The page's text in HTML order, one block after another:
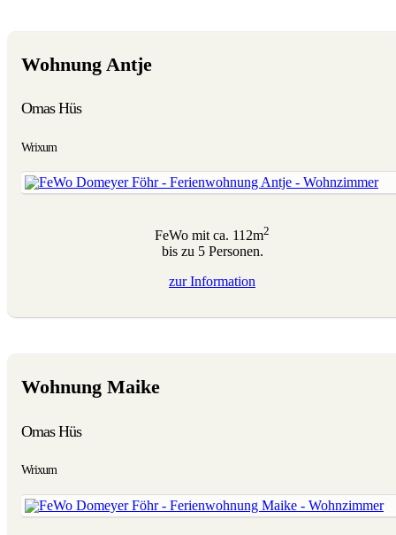
Wohnung Antje
Omas Hüs
Wrixum
FeWo mit ca. 112m2
bis zu 5 Personen.
zurInformation
Wohnung Maike
Omas Hüs
Wrixum